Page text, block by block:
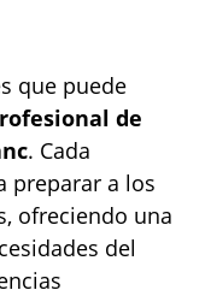
que puede
de
. Cada
preparar a los
ofreciendo una
del